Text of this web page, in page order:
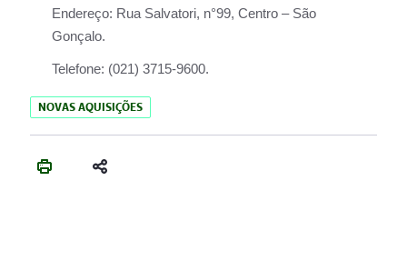
Endereço: Rua Salvatori, n°99, Centro – São
Gonçalo.
Telefone: (021) 3715-9600.
NOVAS AQUISIÇÕES